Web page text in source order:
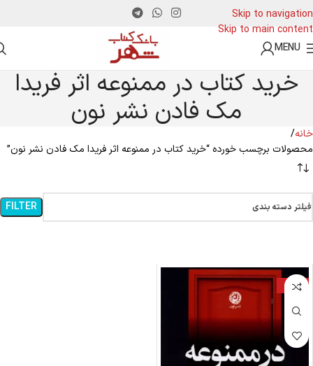
Skip to navigation
Skip to main content
MENU
خرید کتاب در ممنوعه اثر فریدا
مک فادن نشر نون
خانه
محصولات برچسب خورده “خرید کتاب در ممنوعه اثر فریدا مک فادن نشر نون”
فیلتر دسته بندی FILTER
-22%